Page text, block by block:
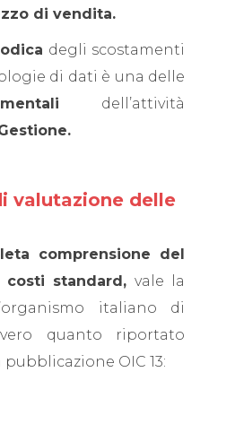
di vendita.
degli scostamenti
di dati è una delle
dell’attività
valutazione delle
comprensione del
standard, vale la
italiano di
quanto riportato
OIC 13: